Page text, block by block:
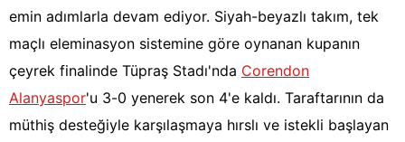
emin adımlarla devam ediyor. Siyah-beyazlı takım, tek
maçlı eleminasyon sistemine göre oynanan kupanın
çeyrek finalinde Tüpraş Stadı'nda Corendon
Alanyaspor'u 3-0 yenerek son 4'e kaldı. Taraftarının da
müthiş desteğiyle karşılaşmaya hırslı ve istekli başlayan